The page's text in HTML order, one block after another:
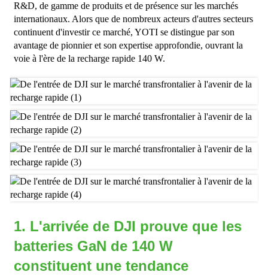
R&D, de gamme de produits et de présence sur les marchés
internationaux. Alors que de nombreux acteurs d'autres secteurs
continuent d'investir ce marché, YOTI se distingue par son
avantage de pionnier et son expertise approfondie, ouvrant la
voie à l'ère de la recharge rapide 140 W.
1. L'arrivée de DJI prouve que les
batteries GaN de 140 W
constituent une tendance